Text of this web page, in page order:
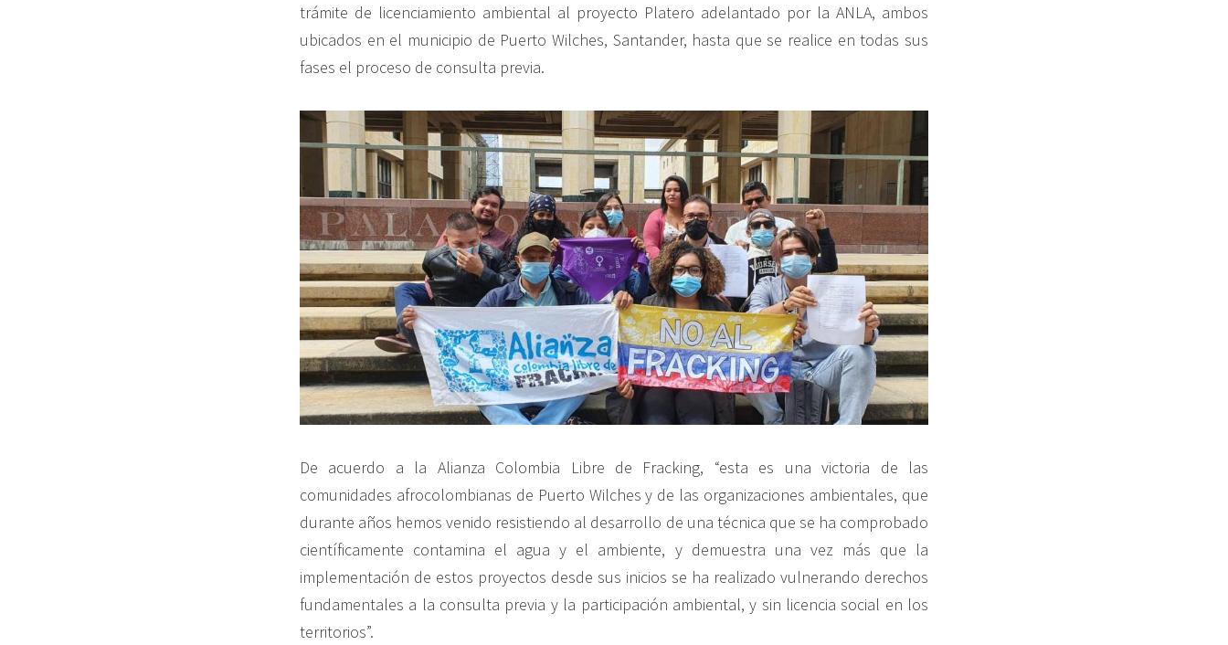
trámite de licenciamiento ambiental al proyecto Platero adelantado por la ANLA, ambos
ubicados en el municipio de Puerto Wilches, Santander, hasta que se realice en todas sus
fases el proceso de consulta previa.
De acuerdo a la Alianza Colombia Libre de Fracking, “esta es una victoria de las
comunidades afrocolombianas de Puerto Wilches y de las organizaciones ambientales, que
durante años hemos venido resistiendo al desarrollo de una técnica que se ha comprobado
científicamente contamina el agua y el ambiente, y demuestra una vez más que la
implementación de estos proyectos desde sus inicios se ha realizado vulnerando derechos
fundamentales a la consulta previa y la participación ambiental, y sin licencia social en los
territorios”.